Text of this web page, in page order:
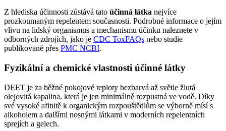
Z hlediska účinnosti zůstává tato účinná látka nejvíce
prozkoumaným repelentem současnosti. Podrobné informace o jejím
vlivu na lidský organismus a mechanismu účinku naleznete v
odborných zdrojích, jako je CDC ToxFAQs nebo studie
publikované přes PMC NCBI.
Fyzikální a chemické vlastnosti účinné látky
DEET je za běžné pokojové teploty bezbarvá až světle žlutá
olejovitá kapalina, která je jen minimálně rozpustná ve vodě. Díky
své vysoké afinitě k organickým rozpouštědlům se výborně mísí s
alkoholem a dalšími nosnými látkami v moderních repelentních
sprejích a gelech.